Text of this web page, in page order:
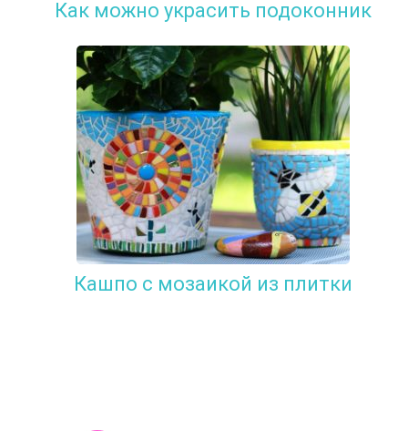
Как можно украсить подоконник
Кашпо с мозаикой из плитки